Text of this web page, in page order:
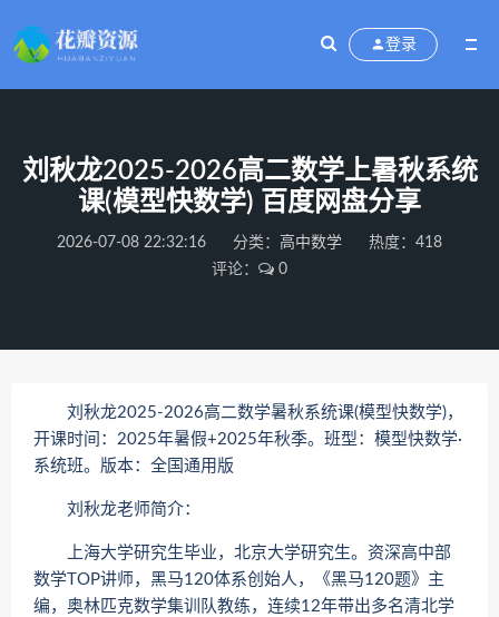
登录
刘秋龙2025-2026高二数学上暑秋系统
课(模型快数学) 百度网盘分享
2026-07-08 22:32:16 分类： 高中数学
热度：418
评论：
0
刘秋龙2025-2026高二数学暑秋系统课(模型快数学)，
开课时间：2025年暑假+2025年秋季。班型：模型快数学·
系统班。版本：全国通用版
刘秋龙老师简介：
上海大学研究生毕业，北京大学研究生。资深高中部
数学TOP讲师，黑马120体系创始人，《黑马120题》主
编，奥林匹克数学集训队教练，连续12年带出多名清北学